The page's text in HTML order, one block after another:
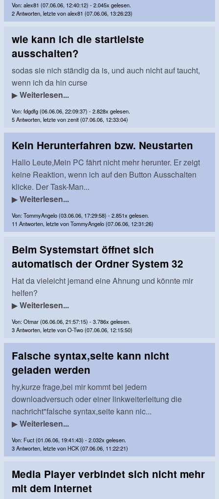
Von: alex81 (07.06.06, 12:40:12) - 2.045x gelesen.
2 Antworten, letzte von alex81 (07.06.06, 13:26:23)
wie kann ich die startleiste
ausschalten?
sodas sie nich ständig da is, und auch nicht auf taucht,
wenn ich da hin curse
▶Weiterlesen...
Von: fdgdfg (06.06.06, 22:09:37) - 2.828x gelesen.
5 Antworten, letzte von zenit (07.06.06, 12:33:04)
Kein Herunterfahren bzw. Neustarten
Hallo Leute,Mein PC fährt nicht mehr herunter. Er zeigt
keine Reaktion, wenn ich auf den Button Ausschalten
klicke. Der Task-Man...
▶Weiterlesen...
Von: TommyAngelo (03.06.06, 17:29:58) - 2.851x gelesen.
11 Antworten, letzte von TommyAngelo (07.06.06, 12:31:26)
Beim Systemstart öffnet sich
automatisch der Ordner System 32
Hat da vieleicht jemand eine Ahnung und könnte mir
helfen?
▶Weiterlesen...
Von: Otmar (06.06.06, 21:57:15) - 3.786x gelesen.
3 Antworten, letzte von O-Two (07.06.06, 12:15:50)
Falsche syntax,seite kann nicht
geladen werden
hy,kurze frage,bei mir kommt bei jedem
downloadversuch oder einer linkweiterleitung die
nachricht"falsche syntax,seite kann nic...
▶Weiterlesen...
Von: Fuct (01.06.06, 19:41:43) - 2.032x gelesen.
3 Antworten, letzte von HCK (07.06.06, 11:22:21)
Media Player verbindet sich nicht mehr
mit dem Internet